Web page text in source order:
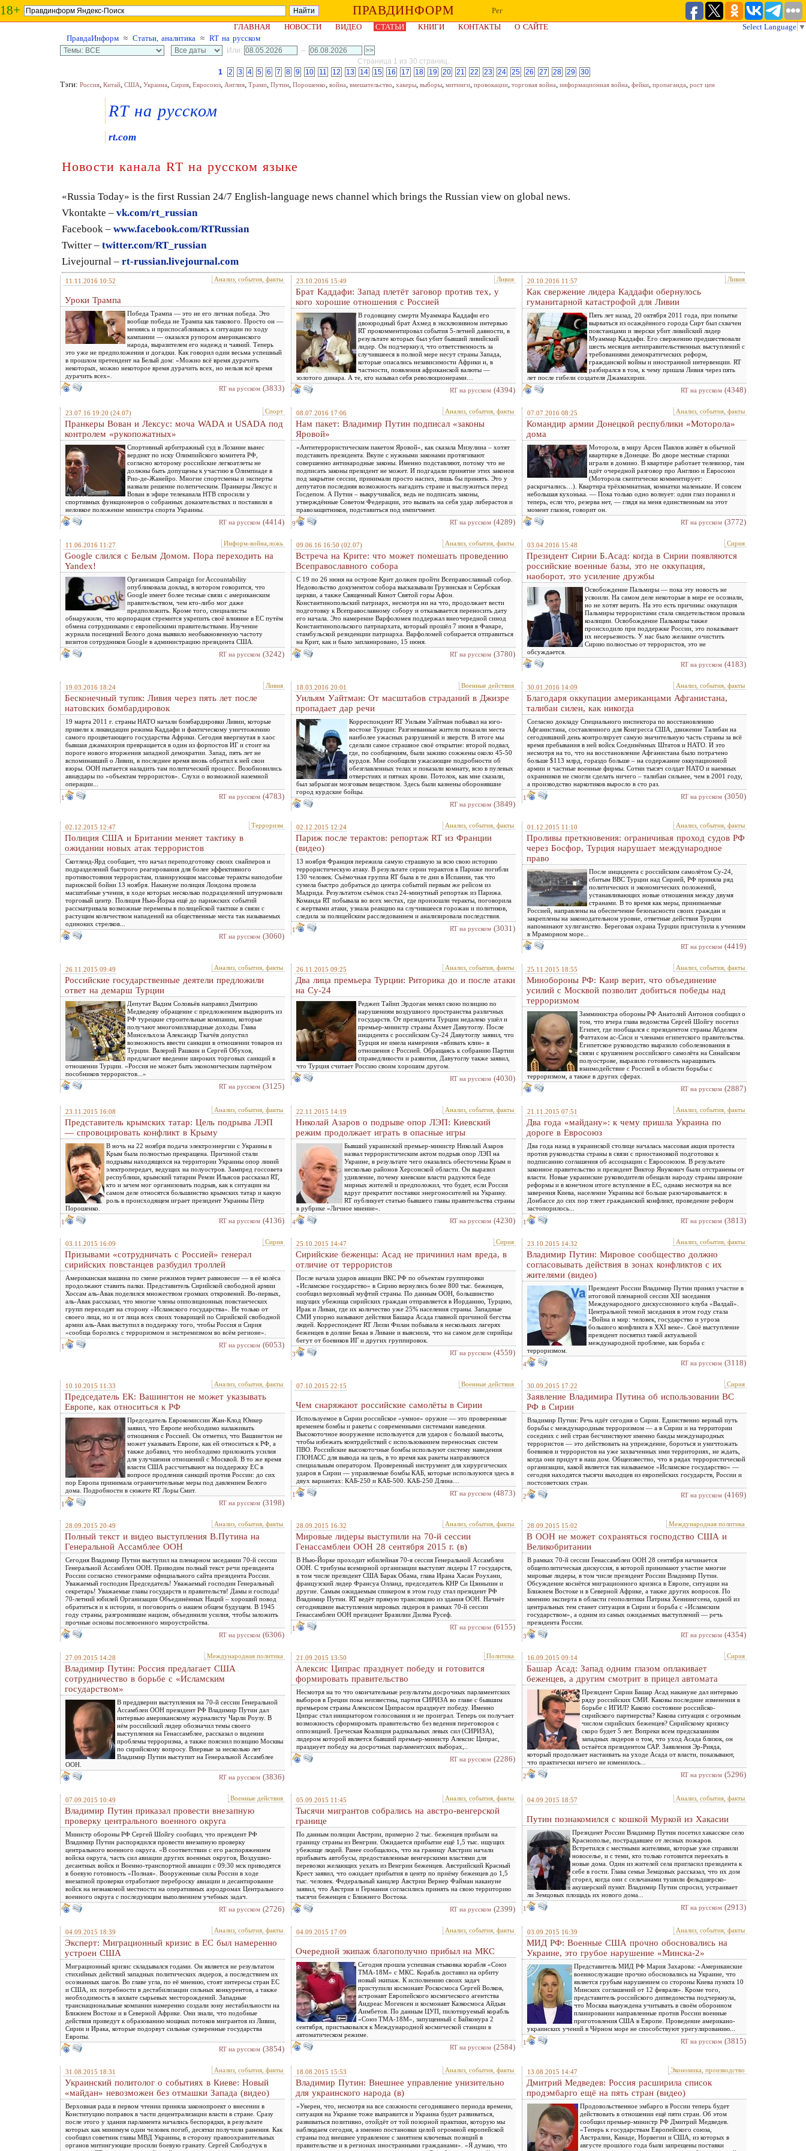
18+ ПРАВДИНФОРМ
Рег
ГЛАВНАЯ
НОВОСТИ ВИДЕО СТАТЬИ КНИГИ КОНТАКТЫ О САЙТЕ Select Language ▼
ПравдаИнформ ≈ Статьи, аналитика ≈ RT на русском
Или:
–
Страница 1 из 30 страниц.
1
2 3 4 5 6 7 8 9 10 11 12 13 14 15 16 17 18 19 20 21 22 23 24 25 26 27 28 29 30
Тэги: Россия, Китай, США, Украина, Сирия, Евросоюз, Англия, Трамп, Путин, Порошенко, война, вмешательство, хакеры, выборы, митинги, провокации, торговая война, информационная война, фейки, пропаганда, рост цен
RT на русском
rt.com
Новости канала RT на русском языке
«Russia Today» is the first Russian 24/7 English-language news channel which brings the Russian view on global news.
Vkontakte – vk.com/rt_russian
Facebook – www.facebook.com/RTRussian
Twitter – twitter.com/RT_russian
Livejournal – rt-russian.livejournal.com
11.11.2016 10:52 Анализ, события, факты
Уроки Трампа
Победа Трампа — это не его личная победа. Это
вообще победа не Трампа как такового. Просто он —
меняясь и приспосабливаясь к ситуации по ходу
кампании — оказался рупором американского
народа, выразителем его надежд и чаяний. Теперь
это уже не предположения и догадки. Как говорил один весьма успешный
в прошлом претендент на Белый дом: «Можно всё время дурачить
некоторых, можно некоторое время дурачить всех, но нельзя всё время
дурачить всех».
RT на русском (3833)
23.10.2016 15:49 Ливия
Брат Каддафи: Запад плетёт заговор против тех, у
кого хорошие отношения с Россией
В годовщину смерти Муаммара Каддафи его
двоюродный брат Ахмед в эксклюзивном интервью
RT прокомментировал события 5-летней давности, в
результате которых был убит бывший ливийский
лидер. Он подчеркнул, что ответственность за
случившееся в полной мере несут страны Запада,
которые опасались независимости Африки и, в
частности, появления африканской валюты —
золотого динара. А те, кто называл себя революционерами…
RT на русском (4394)
20.10.2016 11:57 Ливия
Как свержение лидера Каддафи обернулось
гуманитарной катастрофой для Ливии
Пять лет назад, 20 октября 2011 года, при попытке
вырваться из осаждённого города Сирт был схвачен
повстанцами и зверски убит ливийский лидер
Муаммар Каддафи. Его свержению предшествовали
шесть месяцев антиправительственных выступлений с
требованиями демократических реформ,
гражданской войны и иностранной интервенции. RT
разбирался в том, к чему пришла Ливия через пять
лет после гибели создателя Джамахирии.
RT на русском (4348)
23.07.16 19:20 (24.07) Спорт
Пранкеры Вован и Лексус: моча WADA и USADA под
контролем «рукопожатных»
Спортивный арбитражный суд в Лозанне вынес
вердикт по иску Олимпийского комитета РФ,
согласно которому российские легкоатлеты не
должны быть допущены к участию в Олимпиаде в
Рио-де-Жанейро. Многие спортсмены и эксперты
назвали решение политическим. Пранкеры Лексус и
Вован в эфире телеканала НТВ спросили у
спортивных функционеров о собранных доказательствах и поставили в
неловкое положение министра спорта Украины.
RT на русском (4414)
08.07.2016 17:06 Анализ, события, факты
Нам пакет: Владимир Путин подписал «законы
Яровой»
«Антитеррористическим пакетом Яровой», как сказала Мизулина – хотят
подставить президента. Вкупе с нужными законами протягивают
совершенно антинародные законы. Именно подставляют, потому что не
подписать законы президент не может. И подгадали принятие этих законов
под закрытие сессии, принимали просто наспех, лишь бы принять. Это у
депутатов последняя возможность нагадить стране и выслужиться перед
Госдепом. А Путин – выкручивайся, ведь не подписать законы,
утверждённые Советом Федерации, это вызвать на себя удар либерастов и
правозащитников, подставиться под импичмент.
9
RT на русском (4289)
07.07.2016 08:25 Анализ, события, факты
Командир армии Донецкой республики «Моторола»
дома
Моторола, в миру Арсен Павлов живёт в обычной
квартирке в Донецке. Во дворе местные старики
играли в домино. В квартире работает телевизор, там
идёт очередной разговор про Англию и Евросоюз
(Моторола скептически комментирует:
раскричались…). Квартира трёхкомнатная, комнатки маленькие. И совсем
небольшая кухонька. — Пока только одно волнует: один глаз поранил и
теперь, если что, резерва нет, — глядя на меня единственным на этот
момент глазом, говорит он.
RT на русском (3772)
11.06.2016 11:27 Информ-война,ложь
Google слился с Белым Домом. Пора переходить на
Yandex!
Организация Campaign for Accountability
опубликовала доклад, в котором говорится, что
Google имеет более тесные связи с американским
правительством, чем кто-либо мог даже
предположить. Кроме того, специалисты
обнаружили, что корпорация стремится укрепить своё влияние в ЕС путём
обмена сотрудниками с европейскими правительствами. Изучение
журнала посещений Белого дома выявило необыкновенную частоту
визитов сотрудников Google в администрацию президента США.
RT на русском (3242)
09.06.16 16:50 (02.07) Анализ, события, факты
Встреча на Крите: что может помешать проведению
Всеправославного собора
С 19 по 26 июня на острове Крит должен пройти Всеправославный собор.
Недовольство документом собора высказывали Грузинская и Сербская
церкви, а также Священный Кинот Святой горы Афон.
Константинопольский патриарх, несмотря ни на что, продолжает вести
подготовку к Всеправославному собору и отказывается переносить дату
его начала. Это намерение Варфоломея поддержал внеочередной синод
Константинопольского патриархата, который прошёл 7 июня в Фанаре,
стамбульской резиденции патриарха. Варфоломей собирается отправиться
на Крит, как и было запланировано, 15 июня.
RT на русском (3780)
03.04.2016 15:48 Сирия
Президент Сирии Б.Асад: когда в Сирии появляются
российские военные базы, это не оккупация,
наоборот, это усиление дружбы
Освобождение Пальмиры — пока эту новость не
усвоили. На самом деле некоторые в мире ее осознали,
но не хотят верить. На это есть причины: оккупация
Пальмиры террористами стала свидетельством провала
коалиции. Освобождение Пальмиры также
происходило при поддержке России, это показывает
их несерьезность. У нас было желание очистить
Сирию полностью от террористов, это не
обсуждается.
RT на русском (4183)
19.03.2016 18:24 Ливия
Бесконечный тупик: Ливия через пять лет после
натовских бомбардировок
19 марта 2011 г. страны НАТО начали бомбардировки Ливии, которые
привели к ликвидации режима Каддафи и фактическому уничтожению
самого процветающего государства Африки. Сегодня ввергнутая в хаос
бывшая джамахирия превращается в один из форпостов ИГ и стоит на
пороге нового вторжения западной демократии. Запад, пять лет не
вспоминавший о Ливии, в последнее время вновь обратил к ней свои
взоры. ООН пытается наладить там политический процесс. Возобновились
авиаудары по «объектам террористов». Слухи о возможной наземной
операции...
1
RT на русском (4783)
18.03.2016 20:01 Военные действия
Уильям Уайтман: От масштабов страданий в Джизре
пропадает дар речи
Корреспондент RT Уильям Уайтман побывал на юго-
востоке Турции: Разгневанные жители показали места
наиболее ужасных разрушений и зверств. В итоге мы
сделали самое страшное своё открытие: второй подвал,
где, по сообщениям, были заживо сожжены около 45-50
курдов. Мне сообщили ужасающие подробности об
обезглавленных телах и показали комнату, всю в пулевых
отверстиях и пятнах крови. Потолок, как мне сказали,
был забрызган мозговым веществом. Здесь были казнены оборонявшие
город курдские бойцы.
RT на русском (3849)
30.01.2016 14:09 Анализ, события, факты
Благодаря оккупации американцами Афганистана,
талибан силен, как никогда
Согласно докладу Специального инспектора по восстановлению
Афганистана, составленного для Конгресса США, движение Талибан на
сегодняшний день контролирует самую значительную часть страны за всё
время пребывания в ней войск Соединённых Штатов и НАТО. И это
несмотря на то, что на восстановление Афганистана было потрачено
больше $113 млрд, гораздо больше – на содержание оккупационной
армии и частные военные фирмы. Сотни тысяч солдат НАТО и наемных
охранников не смогли сделать ничего – талибан сильнее, чем в 2001 году,
а производство наркотиков выросло в сто раз.
1
RT на русском (3050)
02.12.2015 12:47 Терроризм
Полиция США и Британии меняет тактику в
ожидании новых атак террористов
Скотленд-Ярд сообщает, что начал переподготовку своих снайперов и
подразделений быстрого реагирования для более эффективного
противостояния террористам, планирующим массовые теракты наподобие
парижской бойни 13 ноября. Накануне полиция Лондона провела
масштабные учения, в ходе которых несколько подразделений штурмовали
торговый центр. Полиция Нью-Йорка ещё до парижских событий
рассматривала возможные перемены в полицейской тактике в связи с
растущим количеством нападений на общественные места так называемых
одиноких стрелков...
RT на русском (3060)
02.12.2015 12:24 Анализ, события, факты
Париж после терактов: репортаж RT из Франции
(видео)
13 ноября Франция пережила самую страшную за всю свою историю
террористическую атаку. В результате серии терактов в Париже погибли
130 человек. Съёмочная группа RT была в те дни в Испании, так что
сумела быстро добраться до центра событий первым же рейсом из
Мадрида. Результатом съёмок стал 24-минутный репортаж из Парижа.
Команда RT побывала во всех местах, где произошли теракты, поговорила
с жертвами атаки, узнала реакцию на случившееся горожан и политиков,
следила за полицейским расследованием и анализировала последствия.
1
RT на русском (3031)
01.12.2015 11:10 Анализ, события, факты
Проливы преткновения: ограничивая проход судов РФ
через Босфор, Турция нарушает международное
право
После инцидента с российским самолётом Су-24,
сбитым ВВС Турции над Сирией, РФ приняла ряд
политических и экономических положений,
устанавливающих новые отношения между двумя
странами. В то время как меры, принимаемые
Россией, направлены на обеспечение безопасности своих граждан и
закреплены на законодательном уровне, ответные действия Турции
напоминают хулиганство. Береговая охрана Турции приступила к учениям
в Мраморном море...
RT на русском (4419)
26.11.2015 09:49 Анализ, события, факты
Российские государственные деятели предложили
ответ на демарш Турции
Депутат Вадим Соловьёв направил Дмитрию
Медведеву обращение с предложением выдворить из
РФ турецкие строительные компании, которые
получают многомиллиардные доходы. Глава
Минсельхоза Александр Ткачёв допустил
возможность ввести санкции в отношении товаров из
Турции. Валерий Рашкин и Сергей Обухов,
предлагают введение широких торговых санкций в
отношении Турции. «Россия не может быть экономическим партнёром
пособников террористов...»
RT на русском (3125)
26.11.2015 09:25 Анализ, события, факты
Два лица премьера Турции: Риторика до и после атаки
на Су-24
Реджеп Тайип Эрдоган менял свою позицию по
нарушениям воздушного пространства различных
государств. От президента Турции недалеко ушёл и
премьер-министр страны Ахмет Давутоглу. После
инцидента с российским Су-24 Давутоглу заявил, что
Турция не имела намерения «вбивать клин» в
отношения с Россией. Обращаясь к собранию Партии
справедливости и развития, Давутоглу также заявил,
что Турция считает Россию своим хорошим другом.
RT на русском (4030)
25.11.2015 18:55 Анализ, события, факты
Минобороны РФ: Каир верит, что объединение
усилий с Москвой позволит добиться победы над
терроризмом
Замминистра обороны РФ Анатолий Антонов сообщил о
том, что вчера глава ведомства Сергей Шойгу посетил
Египет, где пообщался с президентом страны Абделем
Фаттахом ас-Сиси и членами египетского правительства.
Египетское руководство выразило соболезнования в
связи с крушением российского самолёта на Синайском
полуострове, выразило готовность наращивать
взаимодействие с Россией в области борьбы с
терроризмом, а также в других сферах.
RT на русском (2887)
23.11.2015 16:08 Анализ, события, факты
Представитель крымских татар: Цель подрыва ЛЭП
— спровоцировать конфликт в Крыму
В ночь на 22 ноября подача электроэнергии с Украины в
Крым была полностью прекращена. Причиной стали
подрывы находящихся на территории Украины опор линий
электропередач, ведущих на полуостров. Зампред госсовета
республики, крымский татарин Ремзи Ильясов рассказал RT,
кто и зачем мог организовать подрыв, как к ситуации на
самом деле относятся большинство крымских татар и какую
роль в происходящем играет президент Украины Пётр
Порошенко.
1
RT на русском (4136)
22.11.2015 14:19 Анализ, события, факты
Николай Азаров о подрыве опор ЛЭП: Киевский
режим продолжает играть в опасные игры
Бывший украинский премьер-министр Николай Азаров
назвал террористическим актом подрыв опор ЛЭП на
Украине, в результате чего оказались обесточены Крым и
несколько районов Херсонской области. Он выразил
удивление, почему киевские власти радуются беде
мирных жителей и предположил, что будет, если Россия
вдруг прекратит поставки энергоносителей на Украину.
RT публикует статью бывшего главы правительства страны
в рубрике «Личное мнение».
4
RT на русском (4230)
21.11.2015 07:51 Анализ, события, факты
Два года «майдану»: к чему пришла Украина по
дороге в Евросоюз
Два года назад в украинской столице началась массовая акция протеста
против руководства страны в связи с приостановкой подготовки к
подписанию соглашения об ассоциации с Евросоюзом. В результате
законное правительство и президент Виктор Янукович были отстранены от
власти. Новые украинские руководители обещали народу страны широкие
реформы и в конечном итоге вступление в ЕС, однако несмотря на все
заверения Киева, население Украины всё больше разочаровывается: в
Донбассе до сих пор тлеет гражданский конфликт, проведение реформ
застопорилось...
1
RT на русском (3813)
03.11.2015 16:09 Сирия
Призывами «сотрудничать с Россией» генерал
сирийских повстанцев разбудил троллей
Американская машина по смене режимов теряет равновесие — в её колёса
продолжают ставить палки. Представитель Сирийской свободной армии
Хоссам аль-Авак поделился множеством громких откровений. Во-первых,
аль-Авак рассказал, что многие члены оппозиционных повстанческих
групп переходят на сторону «Исламского государства». Не только от
своего лица, но и от лица всех своих товарищей по Сирийской свободной
армии аль-Авак выступил в поддержку того, чтобы Россия и Сирия
«сообща боролись с терроризмом и экстремизмом во всём регионе».
1
RT на русском (6053)
25.10.2015 14:47 Сирия
Сирийские беженцы: Асад не причинил нам вреда, в
отличие от террористов
После начала ударов авиации ВКС РФ по объектам группировки
«Исламское государство» в Сирию вернулись более 800 тыс. беженцев,
сообщил верховный муфтий страны. По данным ООН, большинство
ищущих убежища сирийских граждан отправляется в Иорданию, Турцию,
Ирак и Ливан, где их количество уже 25% населения страны. Западные
СМИ упорно называют действия Башара Асада главной причиной бегства
людей. Корреспондент RT Лиззи Филан побывала в нескольких лагерях
беженцев в долине Бекаа в Ливане и выяснила, что на самом деле сирийцы
бегут от боевиков ИГ и других группировок.
3
RT на русском (4559)
23.10.2015 14:32 Анализ, события, факты
Владимир Путин: Мировое сообщество должно
согласовывать действия в зонах конфликтов с их
жителями (видео)
Президент России Владимир Путин принял участие в
итоговой пленарной сессии XII заседания
Международного дискуссионного клуба «Валдай».
Центральной темой заседания в этом году стала
«Война и мир: человек, государство и угроза
большого конфликта в XXI веке». Своё выступление
президент посвятил такой актуальной
международной проблеме, как борьба с
терроризмом.
4
RT на русском (3118)
10.10.2015 11:33 Анализ, события, факты
Председатель ЕК: Вашингтон не может указывать
Европе, как относиться к РФ
Председатель Еврокомиссии Жан-Клод Юнкер
заявил, что Европе необходимо налаживать
отношения с Россией. Он отметил, что Вашингтон не
может указывать Европе, как ей относиться к РФ, а
также добавил, что необходимо приложить усилия
для улучшения отношений с Москвой. В то же время
власти США рассчитывают на поддержку ЕС в
вопросе продления санкций против России: до сих
пор Европа принимала ограничительные меры под давлением Белого
дома. Подробности в сюжете RT Лоры Смит.
1
RT на русском (3198)
07.10.2015 22:15 Военные действия
Чем снаряжают российские самолёты в Сирии
Используемое в Сирии российское «умное» оружие — это проверенные
временем бомбы и ракеты с современными системами наведения.
Высокоточное вооружение используется для ударов с большой высоты,
чтобы избежать контрдействий с использованием переносных систем
ПВО. Российские высокоточные бомбы используют систему наведения
ГЛОНАСС для вывода на цель, в то время как ракеты направляются
специальным оператором. Проверенный инструмент для хирургических
ударов в Сирии — управляемые бомбы КАБ, которые используются здесь в
двух вариантах: КАБ-250 и КАБ-500. КАБ-250 Длина…
1
RT на русском (4873)
30.09.2015 17:22 Сирия
Заявление Владимира Путина об использовании ВС
РФ в Сирии
Владимир Путин: Речь идёт сегодня о Сирии. Единственно верный путь
борьбы с международным терроризмом — а в Сирии и на территории
соседних с ней стран бесчинствуют именно банды международных
террористов — это действовать на упреждение, бороться и уничтожать
боевиков и террористов на уже захваченных ими территориях, не ждать,
когда они придут в наш дом. Общеизвестно, что в рядах террористической
организации, какой является так называемое «Исламское государство» —
сегодня находятся тысячи выходцев из европейских государств, России и
постсоветских стран.
2
RT на русском (4169)
28.09.2015 20:49 Анализ, события, факты
Полный текст и видео выступления В.Путина на
Генеральной Ассамблее ООН
Сегодня Владимир Путин выступил на пленарном заседании 70-й сессии
Генеральной Ассамблеи ООН. Приводим полный текст речи президента
России согласно стенограмме официального сайта президента России.
Уважаемый господин Председатель! Уважаемый господин Генеральный
секретарь! Уважаемые главы государств и правительств! Дамы и господа!
70-летний юбилей Организации Объединённых Наций – хороший повод
обратиться и к истории, и поговорить о нашем общем будущем. В 1945
году страны, разгромившие нацизм, объединили усилия, чтобы заложить
прочные основы послевоенного мироустройства.
RT на русском (6306)
28.09.2015 16:32 Анализ, события, факты
Мировые лидеры выступили на 70-й сессии
Генассамблеи ООН 28 сентября 2015 г. (в)
В Нью-Йорке проходит юбилейная 70-я сессия Генеральной Ассамблеи
ООН. С трибуны всемирной организации выступят лидеры 17 государств,
в том числе президент США Барак Обама, глава Ирана Хасан Роухани,
французский лидер Франсуа Олланд, председатель КНР Си Цзиньпин и
другие. Самым ожидаемым спикером в этом году стал президент РФ
Владимир Путин. RT ведёт прямую трансляцию из здания ООН. Начнёт
сегодняшние выступления мировых лидеров в рамках 70-й сессии
Генассамблеи ООН президент Бразилии Дилма Русеф.
1
RT на русском (6155)
28.09.2015 15:02 Международная политика
В ООН не может сохраняться господство США и
Великобритании
В рамках 70-й сессии Генассамблеи ООН 28 сентября начинается
общеполитическая дискуссия, в которой принимают участие многие
мировые лидеры, в том числе президент России Владимир Путин.
Обсуждение коснётся миграционного кризиса в Европе, ситуации на
Ближнем Востоке и в Северной Африке, а также других вопросов. По
мнению эксперта в области геополитики Патрика Хеннингсена, одной из
центральных тем станет ситуация в Сирии и борьба с «Исламским
государством», а одним из самых ожидаемых выступлений — речь
президента России.
3
RT на русском (4354)
27.09.2015 14:28 Международная политика
Владимир Путин: Россия предлагает США
сотрудничество в борьбе с «Исламским
государством»
В преддверии выступления на 70-й сессии Генеральной
Ассамблеи ООН президент РФ Владимир Путин дал
интервью американскому журналисту Чарли Роузу. В
нём российский лидер обозначил темы своего
выступления на Генассамблее, рассказал о видении
проблемы терроризма, а также пояснил позицию Москвы
по сирийскому вопросу. Впервые за несколько лет
Владимир Путин выступит на Генеральной Ассамблее
ООН.
RT на русском (3836)
21.09.2015 13:50 Политика
Алексис Ципрас празднует победу и готовится
формировать правительство
Несмотря на то что окончательные результаты досрочных парламентских
выборов в Греции пока неизвестны, партия СИРИЗА во главе с бывшим
премьером страны Алексисом Ципрасом празднует победу. Именно
Ципрас стал инициатором голосования и не проиграл. Теперь он получает
возможность сформировать правительство без ведения переговоров с
оппозицией. Греческая Коалиция радикальных левых сил (СИРИЗА),
лидером которой является бывший премьер-министр Алексис Ципрас,
празднует победу на досрочных парламентских выборах,..
RT на русском (2286)
16.09.2015 09:14 Сирия
Башар Асад: Запад одним глазом оплакивает
беженцев, а другим смотрит в прицел автомата
Президент Сирии Башар Асад накануне дал интервью
ряду российских СМИ. Каковы последние изменения в
борьбе с ИГИЛ? Каково состояние российско-
сирийского партнерства? Какова ситуация с огромным
числом сирийских беженцев? Сирийскому кризису
скоро будет 5 лет. Вопреки всем предсказаниям
западных лидеров о том, что уход Асада близок, он
остаётся президентом САР. Заявления Эр-Рияда,
который продолжает настаивать на уходе Асада от власти, показывают,
что практически ничего не изменилось...
2
RT на русском (5296)
07.09.2015 10:49 Военные действия
Владимир Путин приказал провести внезапную
проверку центрального военного округа
Министр обороны РФ Сергей Шойгу сообщил, что президент РФ
Владимир Путин распорядился провести внезапную проверку
центрального военного округа. «В соответствии с его распоряжением
войска округа, часть сил авиации других военных округов, Воздушно-
десантных войск и Военно-транспортной авиации с 09:30 мск приводятся
в боевую готовность «Полная». Вооруженные силы России в ходе
внезапной проверки отработают переброску авиации и десантирование
войск на незнакомой местности на оперативных аэродромах Центрального
военного округа с последующим выполнением учебных задач.
RT на русском (2726)
05.09.2015 11:45 Анализ, события, факты
Тысячи мигрантов собрались на австро-венгерской
границе
По данным полиции Австрии, примерно 2 тыс. беженцев прибыли на
границу страны из Венгрии. Ожидается прибытие ещё 1,5 тыс. ищущих
убежище людей. Ранее сообщалось, что на границу Австрии начали
прибывать автобусы, предоставленные венгерскими властями для
перевозки желающих уехать из Венгрии беженцев. Австрийский Красный
Крест заявил, что ожидает прибытия в центр по приёму беженцев до 1,5
тыс. человек. Федеральный канцлер Австрии Вернер Файман накануне
заявил, что Австрия и Германия согласились принять на свою территорию
тысячи беженцев с Ближнего Востока.
RT на русском (2399)
04.09.2015 18:57 Анализ, события, факты
Путин познакомился с кошкой Муркой из Хакасии
Президент России Владимир Путин посетил хакасское село
Краснополье, пострадавшее от лесных пожаров.
Встретился с местными жителями, которые уже справили
новоселье, и с теми, кто только готовится переехать в
новые дома. Один из жителей села пригласил президента к
себе в гости. Глава семьи Земцовых рассказал, что их дом
сгорел, когда они с сельчанами тушили фельдшерско-
акушерский пункт. Владимир Путин спросил, устраивает
ли Земцовых площадь их нового дома...
1
RT на русском (2913)
04.09.2015 18:39 Анализ, события, факты
Эксперт: Миграционный кризис в ЕС был намеренно
устроен США
Миграционный кризис складывался годами. Он является не результатом
стихийных действий западных политических лидеров, а последствием их
осознанных шагов. Во главе угла, по её мнению, стоят интересы стран ЕС
и США, их потребности в дестабилизации сильных конкурентов, а также
необходимость в захвате сырьевых месторождений. Западные
транснациональные компании намеренно создали зону нестабильности на
Ближнем Востоке и в Северной Африке. Они знали, что подобные
действия приведут к образованию мощных потоков мигрантов из Ливии,
Сирии и Ирака, которые подорвут сильные суверенные государства
Европы.
RT на русском (3854)
04.09.2015 17:09 Анализ, события, факты
Очередной экипаж благополучно прибыл на МКС
Сегодня прошла успешная стыковка корабля «Союз
ТМА-18М» с МКС. Корабль доставил на орбиту
новый экипаж. К исполнению своих задач
приступили космонавт Роскосмоса Сергей Волков,
астронавт Европейского космического агентства
Андреас Могенсен и космонавт Казкосмоса Айдын
Аимбетов. По данным ЦУП, пилотируемый корабль
«Союз ТМА-18М», запущенный с Байконура 2
сентября, пристыковался к Международной космической станции в
автоматическом режиме.
RT на русском (2584)
03.09.2015 16:39 Анализ, события, факты
МИД РФ: Военные США прочно обосновались на
Украине, это грубое нарушение «Минска-2»
Представитель МИД РФ Мария Захарова: «Американские
военнослужащие прочно обосновались на Украине, что
является грубым нарушением со стороны Киева пункта 10
Минских соглашений от 12 февраля». Кроме того,
представитель российского дипведомства подчеркнула,
что Москва вынуждена учитывать в своём оборонном
планировании направленные против России военные
приготовления США в Европе. Проведение американо-
украинских учений в Чёрном море не способствуют урегулированию...
1
RT на русском (3815)
31.08.2015 18:31 Анализ, события, факты
Украинский политолог о событиях в Киеве: Новый
«майдан» невозможен без отмашки Запада (видео)
Верховная рада в первом чтении приняла законопроект о внесении в
Конституцию поправок в части децентрализации власти в стране. Сразу
после этого у здания парламента начались беспорядки, в результате
которых как минимум один человек погиб, десятки получили ранения. Как
сообщил советник главы МВД Украины, в сторону правоохранительных
органов митингующие просили боевую гранату. Сергей Слободчук в
18.08.2015 15:53 Анализ, события, факты
Владимир Путин: Внешнее управление унизительно
для украинского народа (в)
«Уверен, что, несмотря на все сложности сегодняшнего периода времени,
ситуация на Украине тоже выправится и Украина будет развиваться,
развиваться позитивно, отойдёт от той позорной практики, которую мы
наблюдаем сегодня, а именно постановки целой огромной европейской
страны под внешнее управление с занятием ключевых позиций в
правительстве и в регионах иностранными гражданами». «Я думаю, что
13.08.2015 14:47 Экономика, производство
Дмитрий Медведев: Россия расширила список
продэмбарго ещё на пять стран (видео)
Продовольственное эмбарго в России теперь будет
действовать в отношении ещё пяти стран. Об этом
сообщил премьер-министр РФ Дмитрий Медведев.
«Теперь к государствам Европейского союза,
Австралии, Канаде, Норвегии и США, из которых в
августе прошлого года были запрещены поставки